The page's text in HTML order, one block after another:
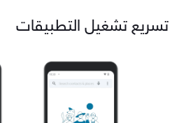
تسريع تشغيل التطبيقات